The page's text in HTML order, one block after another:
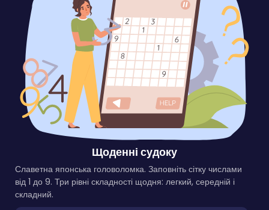
Щоденні судоку
Славетна японська головоломка. Заповніть сітку числами
від 1 до 9. Три рівні складності щодня: легкий, середній і
складний.